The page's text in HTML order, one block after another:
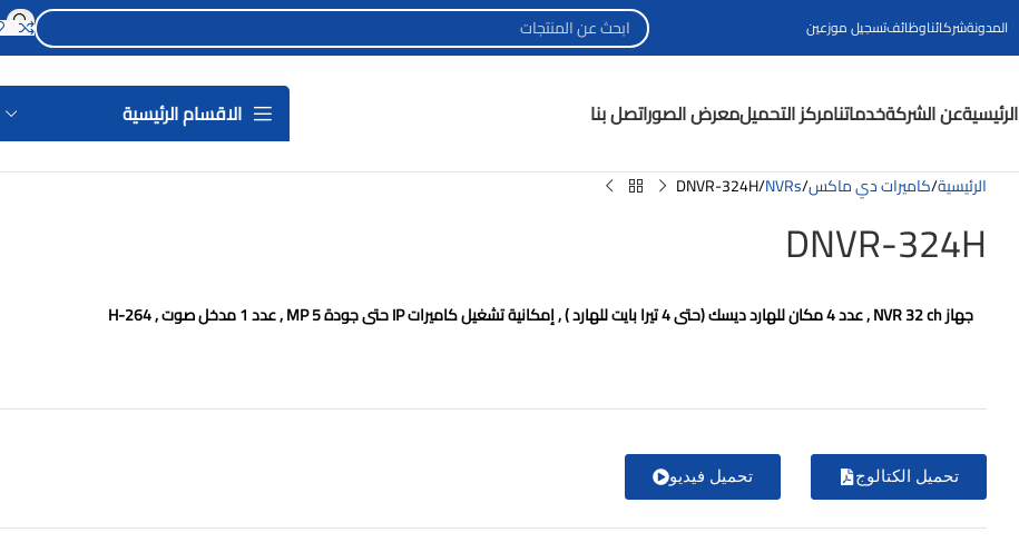
المدونةشركائناوظائفتسجيل موزعين
الرئيسيةعن الشركةخدماتنامركز التحميلمعرض الصوراتصل بنا الاقسام الرئيسية
الرئيسية كاميرات دي ماكس NVRs
DNVR-324H
DNVR-324H
جهازNVR 32 ch, عدد 4 مكان للهارد ديسك (حتى 4تيرا بايت للهارد) , إمكانية تشغيل كاميراتIPحتى جودة5 MP , عدد 1 مدخل صوت , H-264
تحميل الكتالوج تحميل فيديو